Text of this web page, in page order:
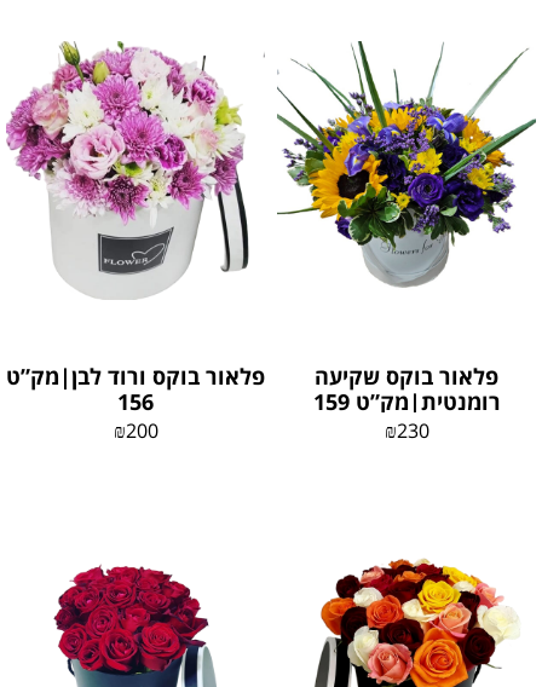
פלאור בוקס שקיעה
רומנטית|מק”ט 159
₪230
פלאור בוקס ורוד לבן|מק”ט
156
₪200